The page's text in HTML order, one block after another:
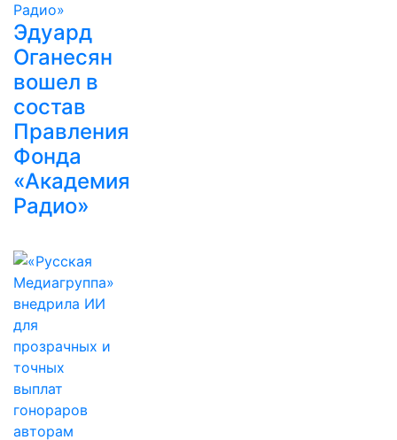
Эдуард
Оганесян
вошел в
состав
Правления
Фонда
«Академия
Радио»